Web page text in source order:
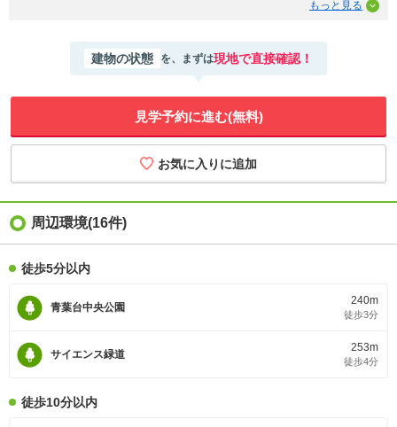
（10）家事楽の水回り集中設計！
（11）各部屋広々4LDK！
（13）収納便利なWIC付き！
（14）玄関上部吹抜で明るく開放的♪
建物の状態 を、まずは現地で直接確認！
見学予約に進む(無料)
周辺環境(16件)
徒歩5分以内
青葉台中央公園
240m
徒歩3分
サイエンス緑道
253m
徒歩4分
徒歩10分以内